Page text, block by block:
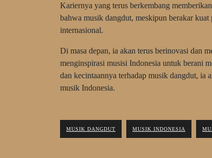
Kariernya yang terus berkembang
bahwa musik dangdut, meskipun berakar
internasional.
Di masa depan, ia akan terus berinovasi dan
menginspirasi musisi Indonesia untuk berani
dan kecintaannya terhadap musik dangdut, ia
musik Indonesia.
MUSIK DANGDUT MUSIK INDONESIA